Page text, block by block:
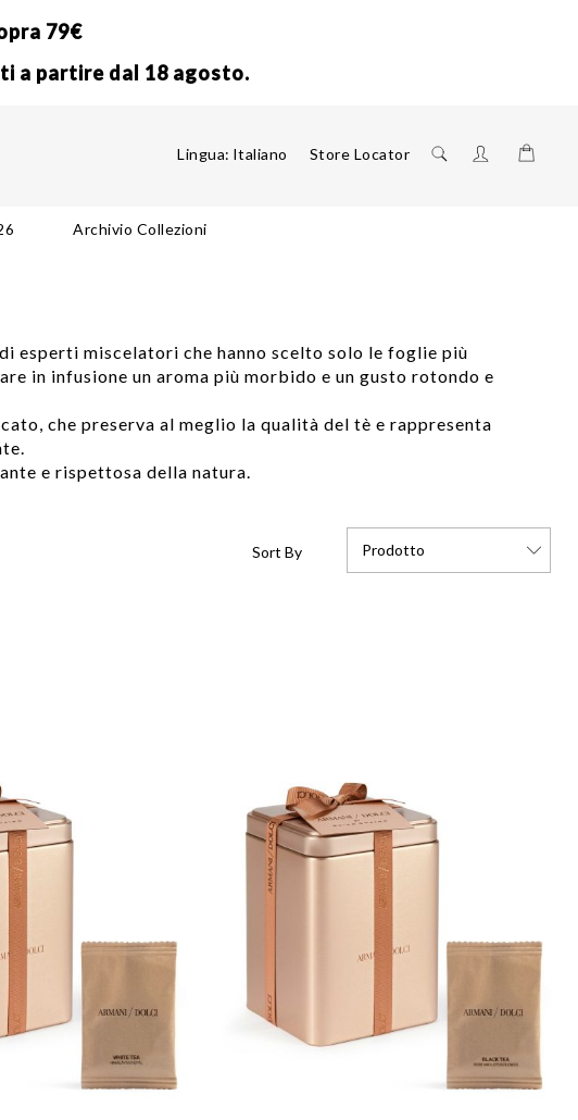
79€
a partire dal 18 agosto.
Lingua: Italiano Store Locator
Archivio Collezioni
esperti miscelatori che hanno scelto solo le foglie più
in infusione un aroma più morbido e un gusto rotondo e
che preserva al meglio la qualità del tè e rappresenta
e rispettosa della natura.
Sort By
Prodotto